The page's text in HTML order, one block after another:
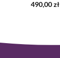
490,00zł